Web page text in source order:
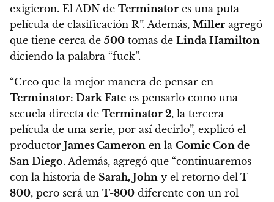
exigieron. El ADN de Terminator es una puta
película de clasificación R”. Además, Miller agregó
que tiene cerca de 500 tomas de Linda Hamilton
diciendo la palabra “fuck”.
“Creo que la mejor manera de pensar en
Terminator: Dark Fate es pensarlo como una
secuela directa de Terminator 2, la tercera
película de una serie, por así decirlo”, explicó el
productor James Cameron en la Comic Con de
San Diego. Además, agregó que “continuaremos
con la historia de Sarah, John y el retorno del T-
800, pero será un T-800 diferente con un rol